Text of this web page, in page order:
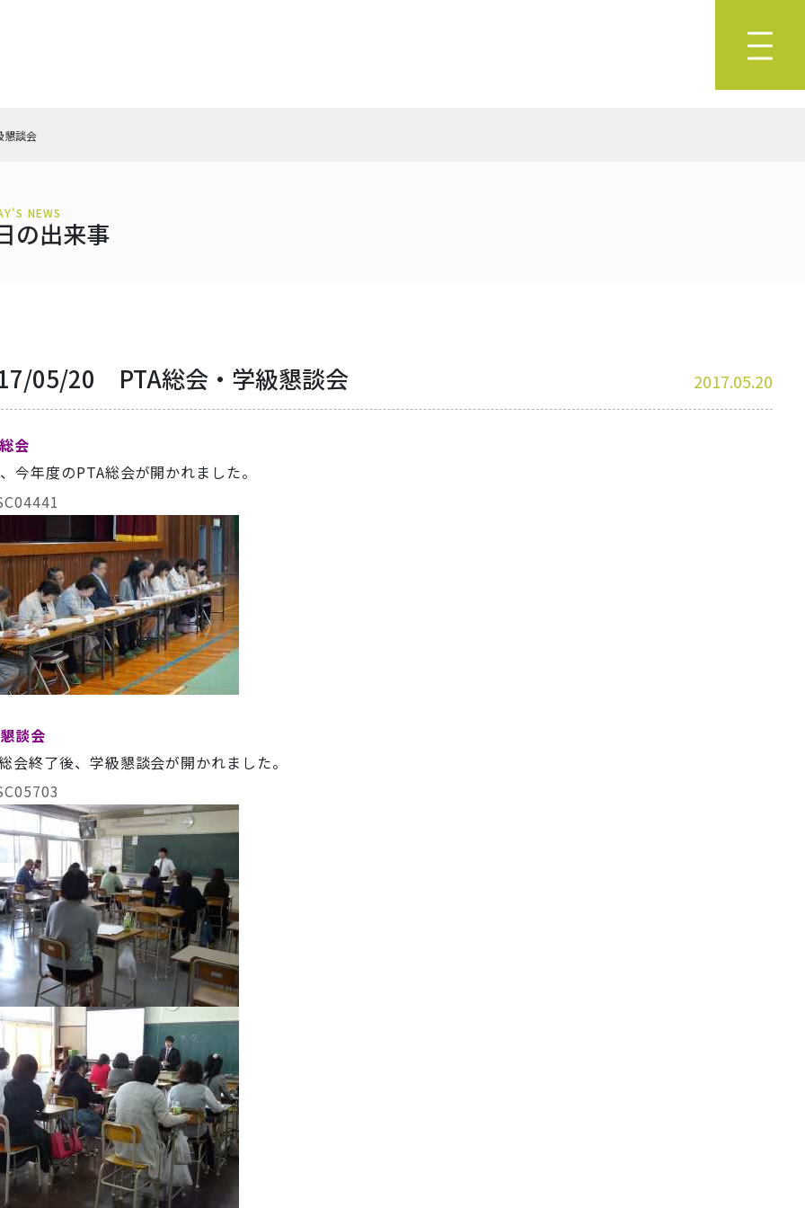
談会
NEWS
の出来事
05/20 PTA総会・学級懇談会 2017.05.20
会
今年度のPTA総会が開かれました。
談会
会終了後、学級懇談会が開かれました。